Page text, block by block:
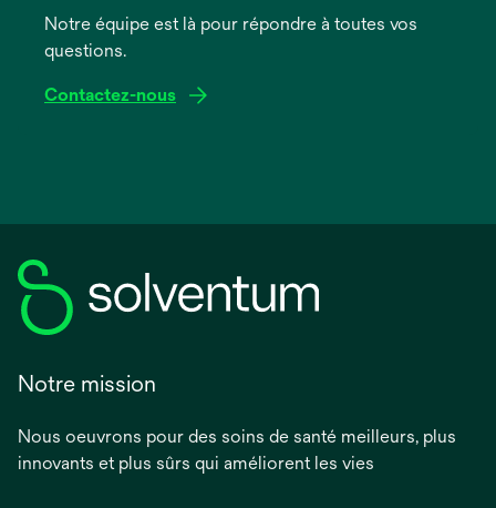
ongletNotre équipe est là pour répondre à toutes vos
questions.
Contactez-nous
Notre mission
Nous oeuvrons pour des soins de santé meilleurs, plus
innovants et plus sûrs qui améliorent les vies